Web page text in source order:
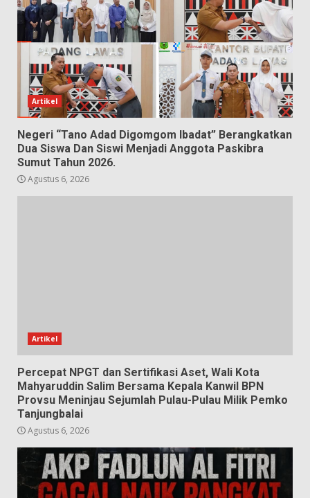
Artikel
Negeri “Tano Adad Digomgom Ibadat” Berangkatkan
Dua Siswa Dan Siswi Menjadi Anggota Paskibra
Sumut Tahun 2026.
Agustus 6, 2026
Artikel
Percepat NPGT dan Sertifikasi Aset, Wali Kota
Mahyaruddin Salim Bersama Kepala Kanwil BPN
Provsu Meninjau Sejumlah Pulau-Pulau Milik Pemko
Tanjungbalai
Agustus 6, 2026